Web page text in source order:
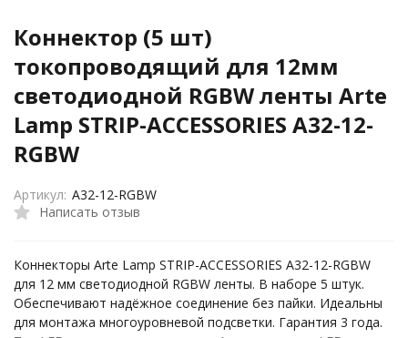
Коннектор (5 шт)
токопроводящий для 12мм
светодиодной RGBW ленты Arte
Lamp STRIP-ACCESSORIES A32-12-
RGBW
Написать отзыв
Артикул: A32-12-RGBW
Коннекторы Arte Lamp STRIP-ACCESSORIES A32-12-RGBW
для 12 мм светодиодной RGBW ленты. В наборе 5 штук.
Обеспечивают надёжное соединение без пайки. Идеальны
для монтажа многоуровневой подсветки. Гарантия 3 года.